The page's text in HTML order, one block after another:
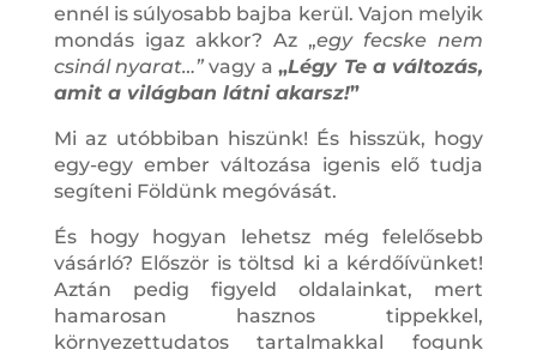
ennél is súlyosabb bajba kerül. Vajon melyik
mondás igaz akkor? Az „egy fecske nem
csinál nyarat…” vagy a„Légy Te a változás,
amit a világban látni akarsz!”
Mi az utóbbiban hiszünk! És hisszük, hogy
egy-egy ember változása igenis elő tudja
segíteni Földünk megóvását.
És hogy hogyan lehetsz még felelősebb
vásárló? Először is töltsd ki a kérdőívünket!
Aztán pedig figyeld oldalainkat, mert
hamarosan hasznos tippekkel,
környezettudatos tartalmakkal fogunk